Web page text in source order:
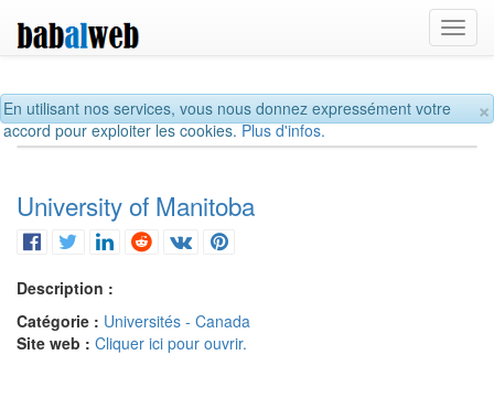
×
En utilisant nos services, vous nous donnez expressément votre
accord pour exploiter les cookies.Plus d'infos.
University of Manitoba
Description :
Catégorie : Universités - Canada
Site web : Cliquer ici pour ouvrir.